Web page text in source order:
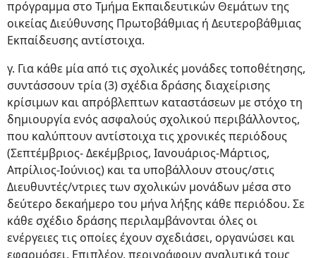
πρόγραμμα στο Τμήμα Εκπαιδευτικών Θεμάτων της
οικείας Διεύθυνσης Πρωτοβάθμιας ή Δευτεροβάθμιας
Εκπαίδευσης αντίστοιχα.
γ. Για κάθε μία από τις σχολικές μονάδες τοποθέτησης,
συντάσσουν τρία (3) σχέδια δράσης διαχείρισης
κρίσιμων και απρόβλεπτων καταστάσεων με στόχο τη
δημιουργία ενός ασφαλούς σχολικού περιβάλλοντος,
που καλύπτουν αντίστοιχα τις χρονικές περιόδους
(Σεπτέμβριος- Δεκέμβριος, Ιανουάριος-Μάρτιος,
Απρίλιος-Ιούνιος) και τα υποβάλλουν στους/στις
Διευθυντές/ντριες των σχολικών μονάδων μέσα στο
δεύτερο δεκαήμερο του μήνα λήξης κάθε περιόδου. Σε
κάθε σχέδιο δράσης περιλαμβάνονται όλες οι
ενέργειες τις οποίες έχουν σχεδιάσει, οργανώσει και
εφαρμόσει. Επιπλέον, περιγράφουν αναλυτικά τους